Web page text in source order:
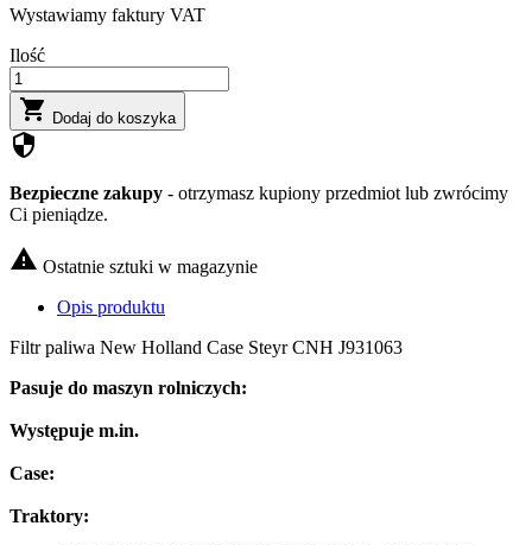
Wystawiamy faktury VAT
Ilość
 Dodaj do koszyka
security
Bezpieczne zakupy - otrzymasz kupiony przedmiot lub zwrócimy
Ci pieniądze.
 Ostatnie sztuki w magazynie
Opis produktu
Filtr paliwa New Holland Case Steyr CNH J931063
Pasuje do maszyn rolniczych:
Występuje m.in.
Case:
Traktory: